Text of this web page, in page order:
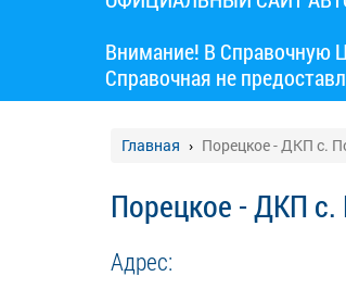
Внимание! В Справочную
Справочная не
Главная Порецкое - ДКП с.
Порецкое - ДКП с.
Адрес: